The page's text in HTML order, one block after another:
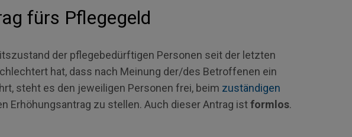
fürs Pflegegeld
der pflegebedürftigen Personen seit der letzten
hat, dass nach Meinung der/des Betroffenen ein
steht es den jeweiligen Personen frei, beim zuständigen
Erhöhungsantrag zu stellen. Auch dieser Antrag istformlos.